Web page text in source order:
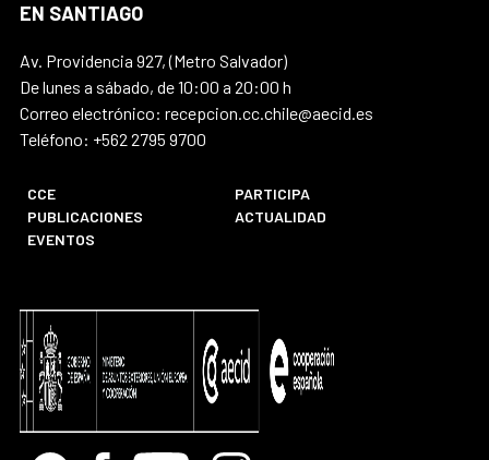
EN SANTIAGO
Av. Providencia 927, (Metro Salvador)
De lunes a sábado, de 10:00 a 20:00 h
Correo electrónico: recepcion.cc.chile@aecid.es
Teléfono: +562 2795 9700
CCE
PARTICIPA
PUBLICACIONES
ACTUALIDAD
EVENTOS